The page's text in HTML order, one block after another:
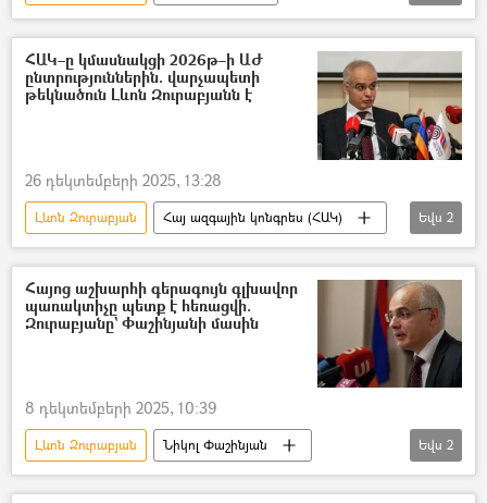
Իրանի Իսլամական Հանրապետություն
Ադրբեջան
Թուրքիա
ՀԱԿ–ը կմասնակցի 2026թ–ի ԱԺ
ընտրություններին. վարչապետի
թեկնածուն Լևոն Զուրաբյանն է
26 դեկտեմբերի 2025, 13:28
Լևոն Զուրաբյան
Հայ ազգային կոնգրես (ՀԱԿ)
Ընտրություններ
Ազգային ժողովի ընտրություններ
Եվս 2
Հայոց աշխարհի գերագույն գլխավոր
պառակտիչը պետք է հեռացվի.
Զուրաբյանը` Փաշինյանի մասին
8 դեկտեմբերի 2025, 10:39
Լևոն Զուրաբյան
Նիկոլ Փաշինյան
Հայաստան
պատարագ
Եվս 2